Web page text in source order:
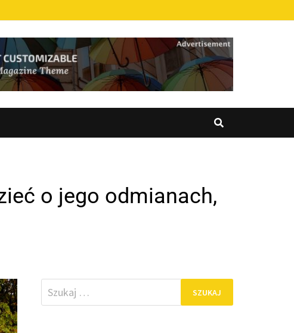
o jego odmianach,
Szukaj: